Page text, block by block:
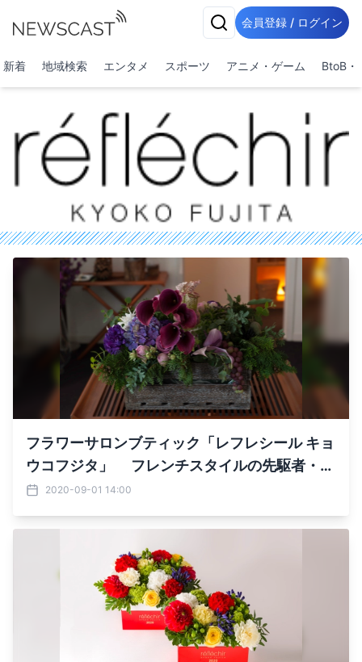
会員登録 / ログイン
新着 地域検索 エンタメ スポーツ アニメ・ゲーム BtoB・
フラワーサロンブティック「レフレシール キョ
ウコフジタ」 フレンチスタイルの先駆者・藤
田京子の厳選花材で活ける 動画フラワーレッス
2020-09-01 14:00